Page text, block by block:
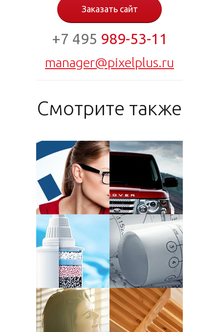
Заказать сайт
+7 495 989-53-11
manager@pixelplus.ru
Смотрите также